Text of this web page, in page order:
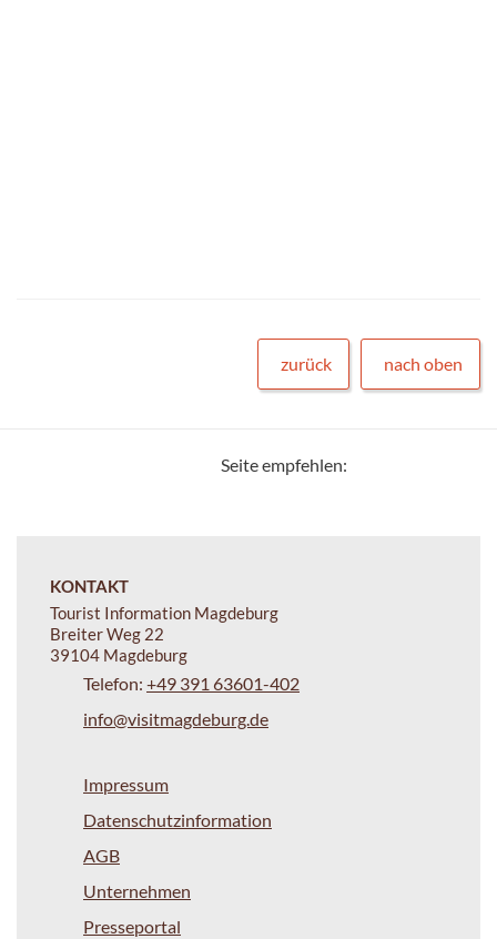
zurück nach oben
Seite empfehlen:
KONTAKT
Tourist Information Magdeburg
Breiter Weg 22
39104 Magdeburg
Telefon: +49 391 63601-402
info@visitmagdeburg.de
Impressum
Datenschutzinformation
AGB
Unternehmen
Presseportal